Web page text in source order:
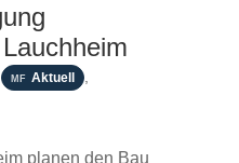
Aktuell ,
planen den Bau